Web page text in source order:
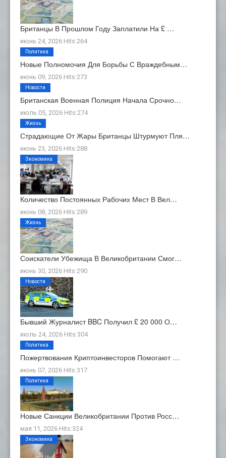
Британцы В Прошлом Году Заплатили На £ …
июнь 24, 2026 Hits:264
Новые Полномочия Для Борьбы С Враждебным…
июнь 09, 2026 Hits:273
Политика
Британская Военная Полиция Начала Срочно…
июль 05, 2026 Hits:274
Новости
Страдающие От Жары Британцы Штурмуют Пля…
июнь 23, 2026 Hits:288
Жизнь
Количество Постоянных Рабочих Мест В Вел…
июнь 08, 2026 Hits:289
Экономика
Соискатели Убежища В Великобритании Смог…
июнь 30, 2026 Hits:290
Жизнь
Бывший Журналист BBC Получил £ 20 000 О…
июль 24, 2026 Hits:304
Новости
Пожертвования Криптоинвесторов Помогают …
июнь 07, 2026 Hits:317
Политика
Новые Санкции Великобритании Против Росс…
мая 11, 2026 Hits:324
Политика
Экономика